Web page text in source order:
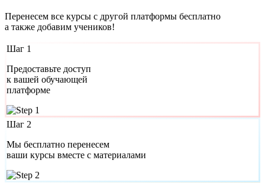
Перенесем все курсы с другой платформы бесплатно
а также добавим учеников!
Шаг 1
Предоставьте доступ
к вашей обучающей
платформе
Шаг 2
Мы бесплатно перенесем
ваши курсы вместе с материалами